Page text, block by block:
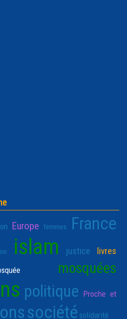
Europe femmes France
islam justice livres
mosquées
politique Proche et
société solidarité